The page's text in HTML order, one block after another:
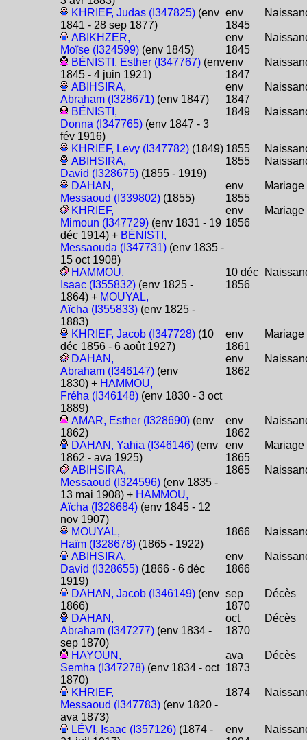
KHRIEF, Judas (I347825) (env
1841 - 28 sep 1877)
env
1845
ABIKHZER,
Moïse (I324599) (env 1845)
env
1845
BÉNISTI, Esther (I347767) (env
1845 - 4 juin 1921)
env
1847
ABIHSIRA,
Abraham (I328671) (env 1847)
env
1847
BÉNISTI,
Donna (I347765) (env 1847 - 3
fév 1916)
1849
KHRIEF, Levy (I347782) (1849) 1855
ABIHSIRA,
David (I328675) (1855 - 1919)
1855
DAHAN,
Messaoud (I339802) (1855)
env
1855
Mariage
KHRIEF,
Mimoun (I347729) (env 1831 - 19
déc 1914) + BÉNISTI,
Messaouda (I347731) (env 1835 -
15 oct 1908)
env
1856
Mariage
HAMMOU,
Isaac (I355832) (env 1825 -
1864) + MOUYAL,
Aïcha (I355833) (env 1825 -
1883)
10 déc
1856
KHRIEF, Jacob (I347728) (10
déc 1856 - 6 août 1927)
env
1861
Mariage
DAHAN,
Abraham (I346147) (env
1830) + HAMMOU,
Fréha (I346148) (env 1830 - 3 oct
1889)
env
1862
AMAR, Esther (I328690) (env
1862)
env
1862
DAHAN, Yahia (I346146) (env
1862 - ava 1925)
env
1865
Mariage
ABIHSIRA,
Messaoud (I324596) (env 1835 -
13 mai 1908) + HAMMOU,
Aïcha (I328684) (env 1845 - 12
nov 1907)
1865
MOUYAL,
Haïm (I328678) (1865 - 1922)
1866
ABIHSIRA,
David (I328655) (1866 - 6 déc
1919)
env
1866
DAHAN, Jacob (I346149) (env
1866)
sep
1870
Décès
DAHAN,
Abraham (I347277) (env 1834 -
sep 1870)
oct
1870
Décès
HAYOUN,
Semha (I347278) (env 1834 - oct
1870)
ava
1873
Décès
KHRIEF,
Messaoud (I347783) (env 1820 -
ava 1873)
1874
LÉVI, Isaac (I357126) (1874 -
env